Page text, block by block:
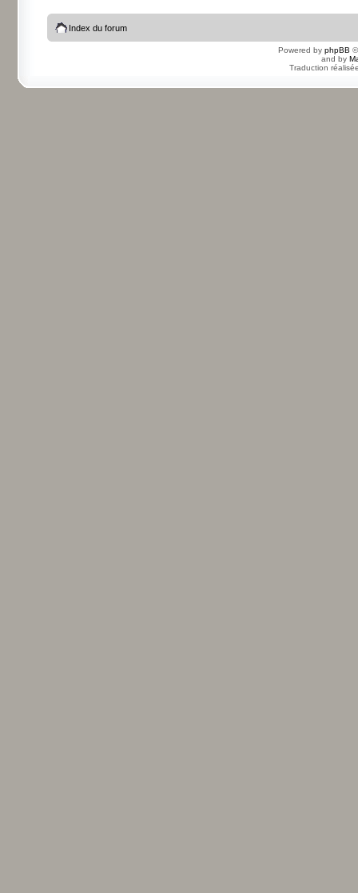
Index du forum
Powered by phpBB
and by
Traduction